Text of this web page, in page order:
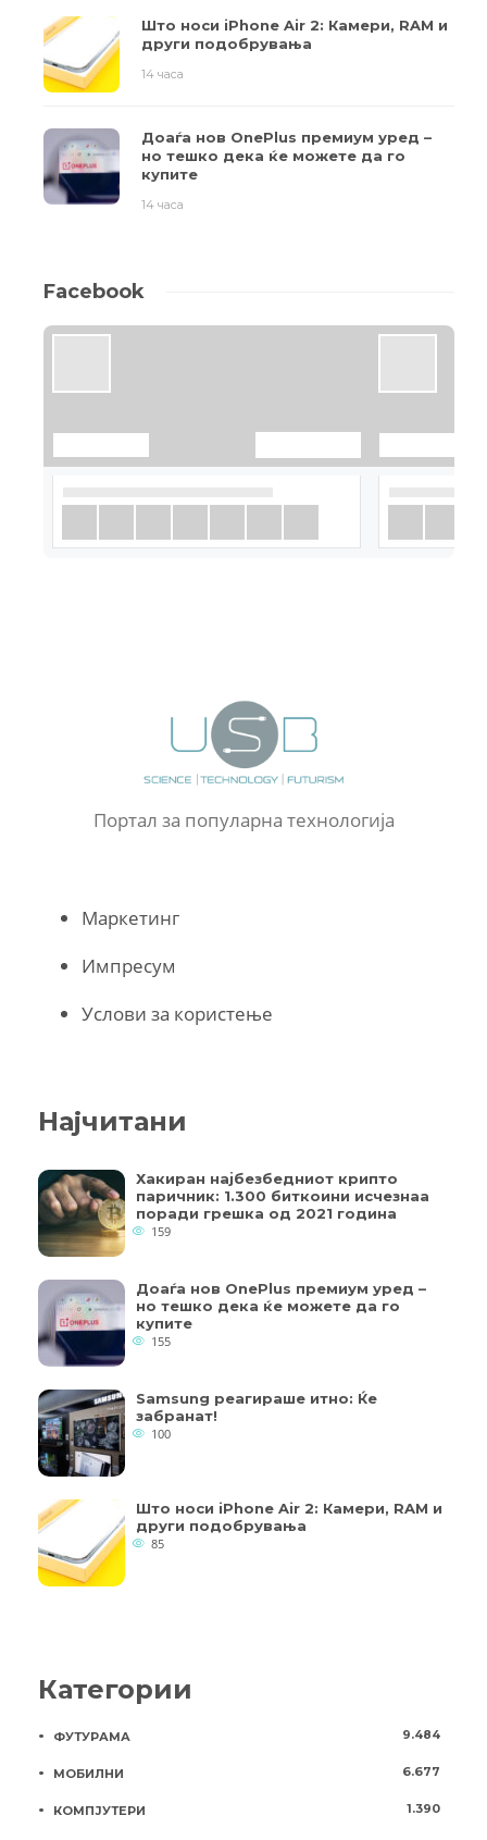
Што носи iPhone Air 2: Камери, RAM и
други подобрувања
14 часа
Доаѓа нов OnePlus премиум уред –
но тешко дека ќе можете да го
купите
14 часа
Facebook
Портал за популарна технологија
Маркетинг
Импресум
Услови за користење
Најчитани
Хакиран најбезбедниот крипто
паричник: 1.300 биткоини исчезнаа
поради грешка од 2021 година
159
Доаѓа нов OnePlus премиум уред –
но тешко дека ќе можете да го
купите
155
Samsung реагираше итно: Ќе
забранат!
100
Што носи iPhone Air 2: Камери, RAM и
други подобрувања
85
Категории
ФУТУРАМА 9.484
МОБИЛНИ 6.677
КОМПЈУТЕРИ 1.390